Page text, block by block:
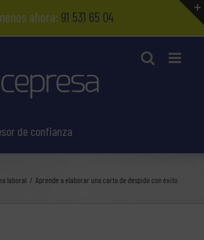
ahora: 91 531 65 04
de confianza
laboral Aprende a elaborar una carta de despido con éxito